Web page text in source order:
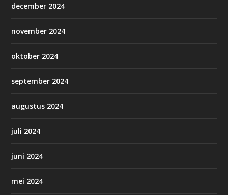
december 2024
november 2024
oktober 2024
september 2024
augustus 2024
juli 2024
juni 2024
mei 2024